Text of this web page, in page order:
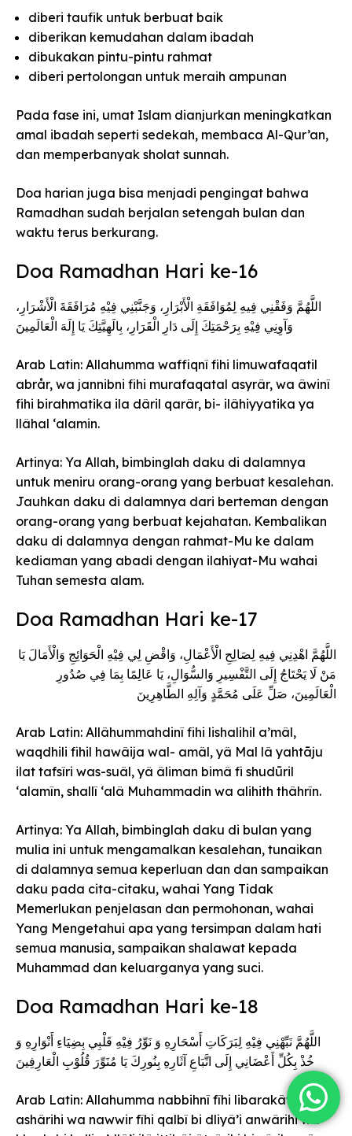
diberi taufik untuk berbuat baik
diberikan kemudahan dalam ibadah
dibukakan pintu-pintu rahmat
diberi pertolongan untuk meraih ampunan
Pada fase ini, umat Islam dianjurkan meningkatkan
amal ibadah seperti sedekah, membaca Al-Qur’an,
dan memperbanyak sholat sunnah.
Doa harian juga bisa menjadi pengingat bahwa
Ramadhan sudah berjalan setengah bulan dan
waktu terus berkurang.
Doa Ramadhan Hari ke-16
اللَّهُمَّ وَفَقْنِي فِيهِ لِمُوَافَقَةِ الْأَبْرَارِ، وَجَنَّبْنِي فِيْهِ مُرَافَقَةَ الْأَشْرَارِ،
وَآوِنِي فِيْهِ بِرَحْمَتِكَ إِلَى دَارِ الْقَرَارِ، بِالَهِيَّتِكَ يَا إِلَهَ الْعَالَمِينَ
Arab Latin: Allahumma waffiqnî fihi limuwafaqatil
abrår, wa jannibni fihi murafaqatal asyrâr, wa âwinî
fihi birahmatika ila dâril qarâr, bi- ilâhiyyatika ya
llâhal ‘alamin.
Artinya: Ya Allah, bimbinglah daku di dalamnya
untuk meniru orang-orang yang berbuat kesalehan.
Jauhkan daku di dalamnya dari berteman dengan
orang-orang yang berbuat kejahatan. Kembalikan
daku di dalamnya dengan rahmat-Mu ke dalam
kediaman yang abadi dengan ilahiyat-Mu wahai
Tuhan semesta alam.
Doa Ramadhan Hari ke-17
اللَّهُمَّ اهْدِنِي فِيهِ لِصَالِحِ الْأَعْمَالِ، وَاقْضِ لِي فِيْهِ الْحَوَائِجِ وَالْأَمَالَ يَا
مَنْ لَا يَحْتَاجُ إِلَى التَّفْسِيرِ وَالسُّوَالِ، يَا عَالِمًا بِمَا فِي صُدُورِ
الْعَالَمِينَ، صَلِّ عَلَى مُحَمَّدٍ وَآلِهِ الطَّاهِرِينَ
Arab Latin: Allâhummahdinî fihi lishalihil a’mâl,
waqdhili fihil hawâija wal- amâl, yâ Mal lâ yahtāju
ilat tafsîri was-suâl, yâ âliman bimâ fi shudūril
‘alamîn, shallî ‘alâ Muhammadin wa alihith thâhrîn.
Artinya: Ya Allah, bimbinglah daku di bulan yang
mulia ini untuk mengamalkan kesalehan, tunaikan
di dalamnya semua keperluan dan dan sampaikan
daku pada cita-citaku, wahai Yang Tidak
Memerlukan penjelasan dan permohonan, wahai
Yang Mengetahui apa yang tersimpan dalam hati
semua manusia, sampaikan shalawat kepada
Muhammad dan keluarganya yang suci.
Doa Ramadhan Hari ke-18
اللَّهُمَّ نَبِّهْنِي فِيْهِ لِبَرَكَاتِ أَسْحَارِهِ وَ نَوِّرُ فِيْهِ قَلْبِي بِضِيَاءِ أَنْوَارِهِ وَ
خُذْ بِكُلِّ أَعْضَانِي إِلَى اتَّبَاعِ آثَارِهِ بِنُورِكَ يَا مُنَوِّرَ قُلُوْبِ الْعَارِفِينَ
Arab Latin: Allahumma nabbihnî fîhi libarakâti
ashârihi wa nawwir fîhi qalbî bi dliyâ’i anwârihi wa